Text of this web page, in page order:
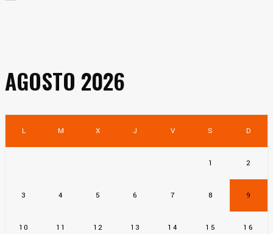
AGOSTO 2026
L M X J V S D
1 2
3 4 5 6 7 8 9
10 11 12 13 14 15 16